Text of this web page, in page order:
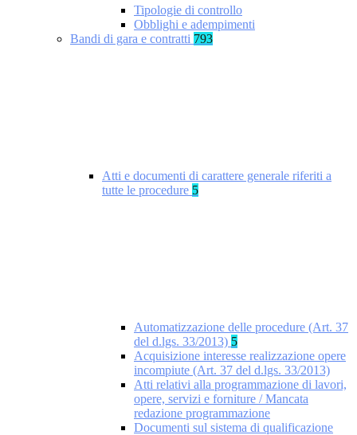
Tipologie di controllo
Obblighi e adempimenti
Bandi di gara e contratti 793
Atti e documenti di carattere generale riferiti a
tutte le procedure 5
Automatizzazione delle procedure (Art. 37
del d.lgs. 33/2013) 5
Acquisizione interesse realizzazione opere
incompiute (Art. 37 del d.lgs. 33/2013)
Atti relativi alla programmazione di lavori,
opere, servizi e forniture / Mancata
redazione programmazione
Documenti sul sistema di qualificazione